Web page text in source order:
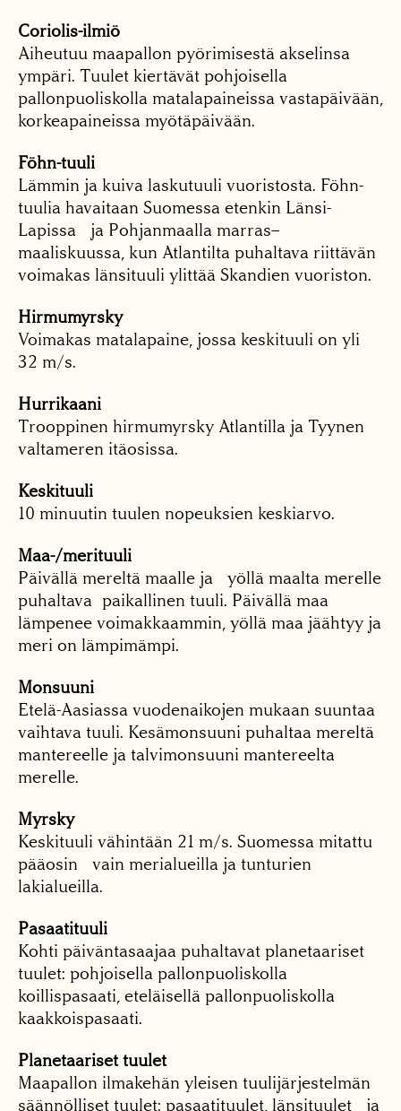
Coriolis-ilmiö
Aiheutuu maapallon pyörimisestä akselinsa
ympäri. Tuulet kiertävät pohjoisella
pallonpuoliskolla matalapaineissa vastapäivään,
korkeapaineissa myötäpäivään.
Föhn-tuuli
Lämmin ja kuiva laskutuuli vuoristosta. Föhn-
tuulia havaitaan Suomessa etenkin Länsi-
Lapissa ja Pohjanmaalla marras–
maaliskuussa, kun Atlantilta puhaltava riittävän
voimakas länsituuli ylittää Skandien vuoriston.
Hirmumyrsky
Voimakas matalapaine, jossa keskituuli on yli
32 m/s.
Hurrikaani
Trooppinen hirmumyrsky Atlantilla ja Tyynen
valtameren itäosissa.
Keskituuli
10 minuutin tuulen nopeuksien keskiarvo.
Maa-/merituuli
Päivällä mereltä maalle ja yöllä maalta merelle
puhaltava paikallinen tuuli. Päivällä maa
lämpenee voimakkaammin, yöllä maa jäähtyy ja
meri on lämpimämpi.
Monsuuni
Etelä-Aasiassa vuodenaikojen mukaan suuntaa
vaihtava tuuli. Kesämonsuuni puhaltaa mereltä
mantereelle ja talvimonsuuni mantereelta
merelle.
Myrsky
Keskituuli vähintään 21 m/s. Suomessa mitattu
pääosin vain merialueilla ja tunturien
lakialueilla.
Pasaatituuli
Kohti päiväntasaajaa puhaltavat planetaariset
tuulet: pohjoisella pallonpuoliskolla
koillispasaati, eteläisellä pallonpuoliskolla
kaakkoispasaati.
Planetaariset tuulet
Maapallon ilmakehän yleisen tuulijärjestelmän
säännölliset tuulet: pasaatituulet, länsituulet ja